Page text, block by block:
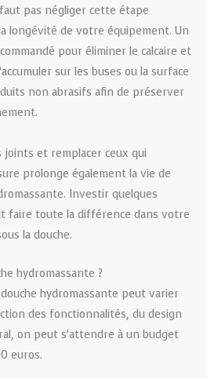
pas négliger cette étape
longévité de votre équipement. Un
pour éliminer le calcaire et
sur les buses ou la surface
non abrasifs afin de préserver
et remplacer ceux qui
prolonge également la vie de
Investir quelques
faire toute la différence dans votre
la douche.
hydromassante ?
hydromassante peut varier
des fonctionnalités, du design
on peut s’attendre à un budget
euros.